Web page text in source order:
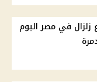
زلزال في مصر اليوم